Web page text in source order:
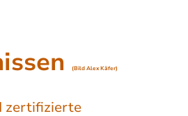
(Bild Alex Käfer)
zertifizierte